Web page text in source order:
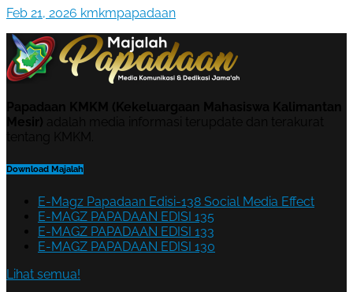
Feb 21, 2026 kmkmpapadaan
Download Majalah
E-Magz Papadaan Edisi-138 Social Media Effect
E-MAGZ PAPADAAN EDISI 135
E-MAGZ PAPADAAN EDISI 133
E-MAGZ PAPADAAN EDISI 130
Lihat semua!